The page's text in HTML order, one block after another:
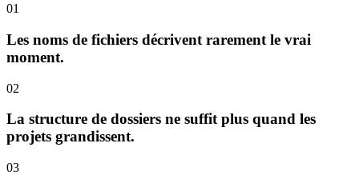
01
Les noms de fichiers décrivent rarement le vrai
moment.
02
La structure de dossiers ne suffit plus quand les
projets grandissent.
03